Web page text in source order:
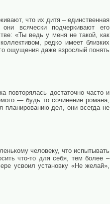
что их дитя – единственная
всячески подчеркивают его
«Ты ведь у меня не такой, как
редко имеет близких
ощущения даже взрослый понять
повторялась достаточно часто и
— будь то сочинение романа,
планированию дел, они всегда не
человеку, что испытывать
что-то для себя, тем более –
усвоил установку «Не желай»,